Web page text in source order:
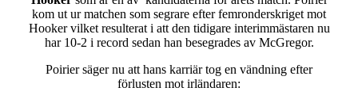
kom ut ur matchen som segrare efter femronderskriget mot
Hooker vilket resulterat i att den tidigare interimmästaren nu
har 10-2 i record sedan han besegrades av McGregor.
Poirier säger nu att hans karriär tog en vändning efter
förlusten mot irländaren: